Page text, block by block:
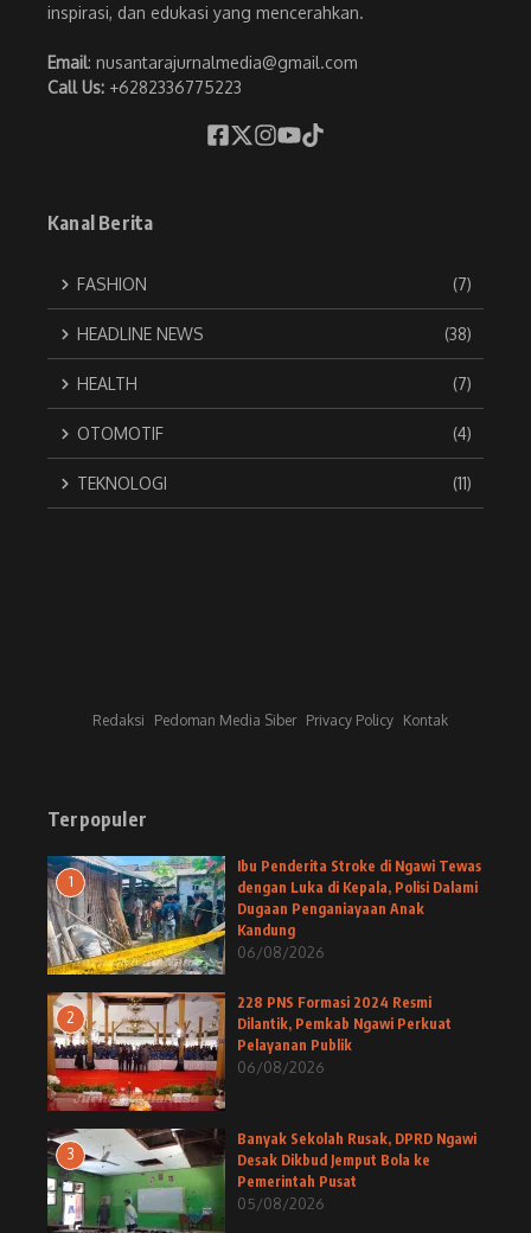
inspirasi, dan edukasi yang mencerahkan.
Email: nusantarajurnalmedia@gmail.com
Call Us: +6282336775223
Kanal Berita
FASHION (7)
HEADLINE NEWS (38)
HEALTH (7)
OTOMOTIF (4)
TEKNOLOGI (11)
Redaksi Pedoman Media Siber Privacy Policy Kontak
Terpopuler
1
Ibu Penderita Stroke di Ngawi Tewas
dengan Luka di Kepala, Polisi Dalami
Dugaan Penganiayaan Anak
Kandung
06/08/2026
2
228 PNS Formasi 2024 Resmi
Dilantik, Pemkab Ngawi Perkuat
Pelayanan Publik
06/08/2026
3
Banyak Sekolah Rusak, DPRD Ngawi
Desak Dikbud Jemput Bola ke
Pemerintah Pusat
05/08/2026